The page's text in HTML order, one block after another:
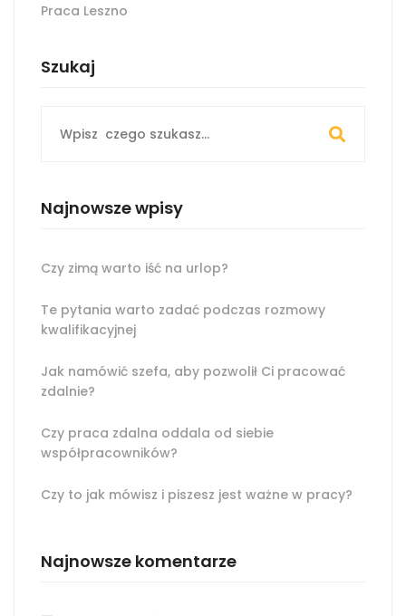
Praca Leszno
Szukaj
for:
Najnowsze wpisy
Czy zimą warto iść na urlop?
Te pytania warto zadać podczas rozmowy
kwalifikacyjnej
Jak namówić szefa, aby pozwolił Ci pracować
zdalnie?
Czy praca zdalna oddala od siebie
współpracowników?
Czy to jak mówisz i piszesz jest ważne w pracy?
Najnowsze komentarze